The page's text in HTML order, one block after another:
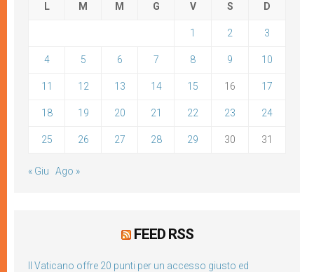
L M M G V S D
1 2 3
4 5 6 7 8 9 10
11 12 13 14 15 16 17
18 19 20 21 22 23 24
25 26 27 28 29 30 31
« Giu Ago »
FEED RSS
Il Vaticano offre 20 punti per un accesso giusto ed